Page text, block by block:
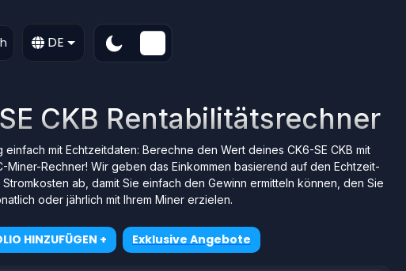
DE
CKB Rentabilitätsrechner
einfach mit Echtzeitdaten: Berechne den Wert deines CK6-SE CKB mit
Rechner! Wir geben das Einkommen basierend auf den Echtzeit-
ab, damit Sie einfach den Gewinn ermitteln können, den Sie
oder jährlich mit Ihrem Miner erzielen.
HINZUFÜGEN + Exklusive Angebote